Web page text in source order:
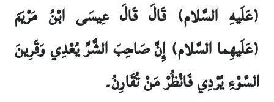
(عَلَيهِ السَّلام) قَالَ قَالَ عِيسَى ابْنُ مَرْيَمَ
(عَلَيهِما السَّلام) إِنَّ صَاحِبَ الشَّرِّ يُعْدِي وَقَرِينَ
السَّوْءِ يُرْدِي فَانْظُرْ مَنْ تُقَارِنُ۔